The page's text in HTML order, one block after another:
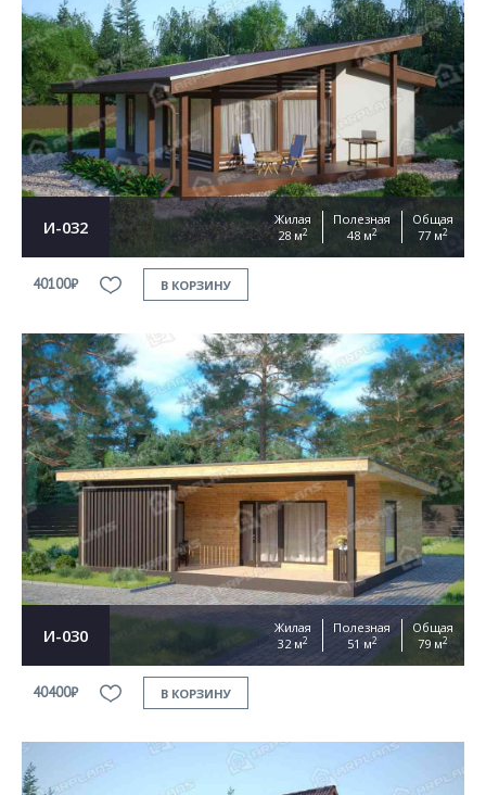
И-032
Жилая
28 м2
Полезная
48 м2
Общая
77 м2
40100₽ В КОРЗИНУ
И-030
Жилая
32 м2
Полезная
51 м2
Общая
79 м2
40400₽ В КОРЗИНУ